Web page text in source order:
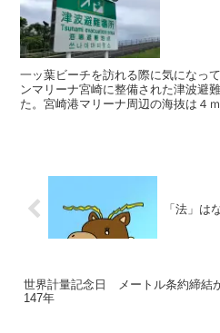
一ッ葉ビーチを訪れる際に気になっ
ンマリーナ宮崎に整備された津波避
た。宮崎港マリーナ周辺の海抜は４
「法」は
世界計量記念日 メートル条約締結
147年